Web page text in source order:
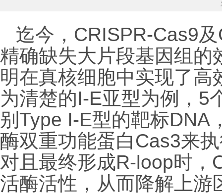
迄今， CRISPR-Cas9及
精确缺失大片段基因组的
明在真核细胞中实现了
为清楚的I-E亚型为例， 5
别 Type I-E型的靶标DNA
酶双重功能蛋白 Cas3来
对且最终形成R-loop时，
活酶活性，从而降解上游